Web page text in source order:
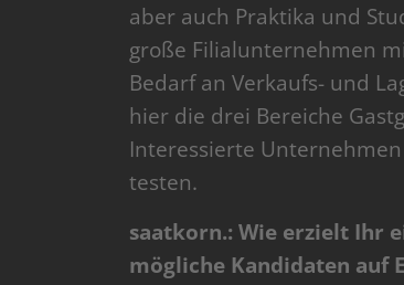
aber auch Praktika und
große Filialunternehmen
Bedarf an Verkaufs- und
hier die drei Bereiche
Interessierte
testen.
saatkorn.: Wie erzielt Ihr
mögliche Kandidaten auf